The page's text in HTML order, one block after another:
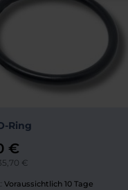
Ring
€
€
Voraussichtlich 10 Tage